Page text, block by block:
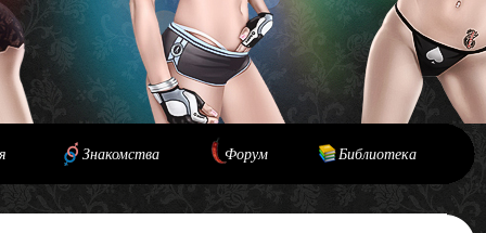
Знакомства Форум Библиотека